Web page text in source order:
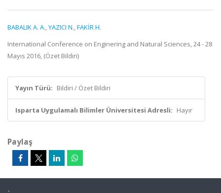
BABALIK A. A.,YAZICI N.,FAKİR H.
International Conference on Enginering and Natural Sciences, 24 - 28
Mayıs 2016, (Özet Bildiri)
Yayın Türü: Bildiri / Özet Bildiri
Isparta Uygulamalı Bilimler Üniversitesi Adresli: Hayır
Paylaş